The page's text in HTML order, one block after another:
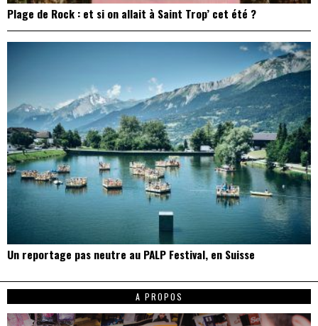
Plage de Rock : et si on allait à Saint Trop’ cet été ?
Un reportage pas neutre au PALP Festival, en Suisse
A PROPOS